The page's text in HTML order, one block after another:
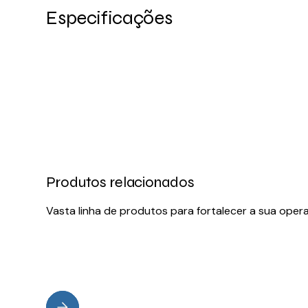
Especificações
Produtos relacionados
Vasta linha de produtos para fortalecer a sua